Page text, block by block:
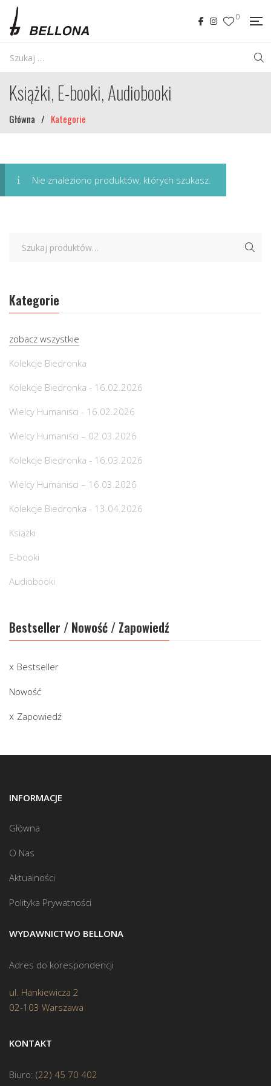
0
Książki, E-booki, Audiobooki
Główna / Kategorie
Nie znaleziono produktów, których szukasz.
Kategorie
zobacz wszystkie
Kolekcje Biedronka
Kolekcje Biedronka - 16.02.2026
Wielcy Humaniści - 16.02.2026
Wielcy Humaniści – 02.03.2026
Kolekcje Biedronka - 16.03.2026
Wielcy Humaniści – 16.03.2026
Kolekcje Biedronka - 13.04.2026
Książki
E-booki
Audiobooki
Bestseller / Nowość / Zapowiedź
Bestseller
Nowość
Zapowiedź
INFORMACJE
Główna
O Nas
Aktualności
Polityka Prywatności
WYDAWNICTWO BELLONA
Adres do korespondencji
ul. Hankiewicza 2
02-103 Warszawa
KONTAKT
Biuro: (22) 45 70 402